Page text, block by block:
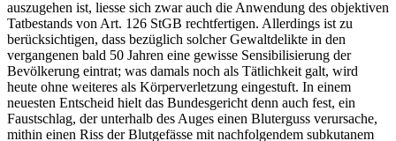
auszugehen ist, liesse sich zwar auch die Anwendung des objektiven
Tatbestands von Art. 126 StGB rechtfertigen. Allerdings ist zu
berücksichtigen, dass bezüglich solcher Gewaltdelikte in den
vergangenen bald 50 Jahren eine gewisse Sensibilisierung der
Bevölkerung eintrat; was damals noch als Tätlichkeit galt, wird
heute ohne weiteres als Körperverletzung eingestuft. In einem
neuesten Entscheid hielt das Bundesgericht denn auch fest, ein
Faustschlag, der unterhalb des Auges einen Bluterguss verursache,
mithin einen Riss der Blutgefässe mit nachfolgendem subkutanem